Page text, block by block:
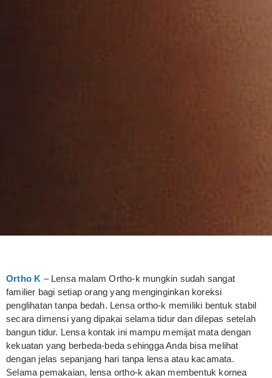
Ortho K – Lensa malam Ortho-k mungkin sudah sangat
familier bagi setiap orang yang menginginkan koreksi
penglihatan tanpa bedah. Lensa ortho-k memiliki bentuk stabil
secara dimensi yang dipakai selama tidur dan dilepas setelah
bangun tidur. Lensa kontak ini mampu memijat mata dengan
kekuatan yang berbeda-beda sehingga Anda bisa melihat
dengan jelas sepanjang hari tanpa lensa atau kacamata.
Selama pemakaian, lensa ortho-k akan membentuk kornea